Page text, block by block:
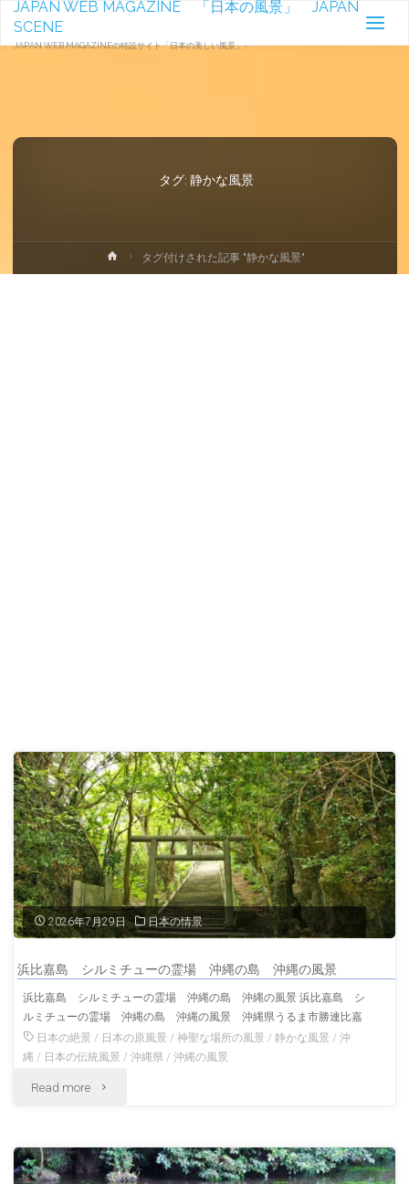
JAPAN WEB MAGAZINE 「日本の風景」 JAPAN
SCENE
JAPAN WEB MAGAZINEの特設サイト「日本の美しい風景」-
タグ: 静かな風景
ホ
ー
タグ付けされた記事 "静かな風景"
2026年7月29日 日本の情景
浜比嘉島 シルミチューの霊場 沖縄の島 沖縄の風景
浜比嘉島 シルミチューの霊場 沖縄の島 沖縄の風景 浜比嘉島 シ
ルミチューの霊場 沖縄の島 沖縄の風景 沖縄県うるま市勝連比嘉
日本の絶景 / 日本の原風景 /神聖な場所の風景 /静かな風景 /沖
縄 / 日本の伝統風景 /沖縄県 /沖縄の風景
Read more "浜
嘉